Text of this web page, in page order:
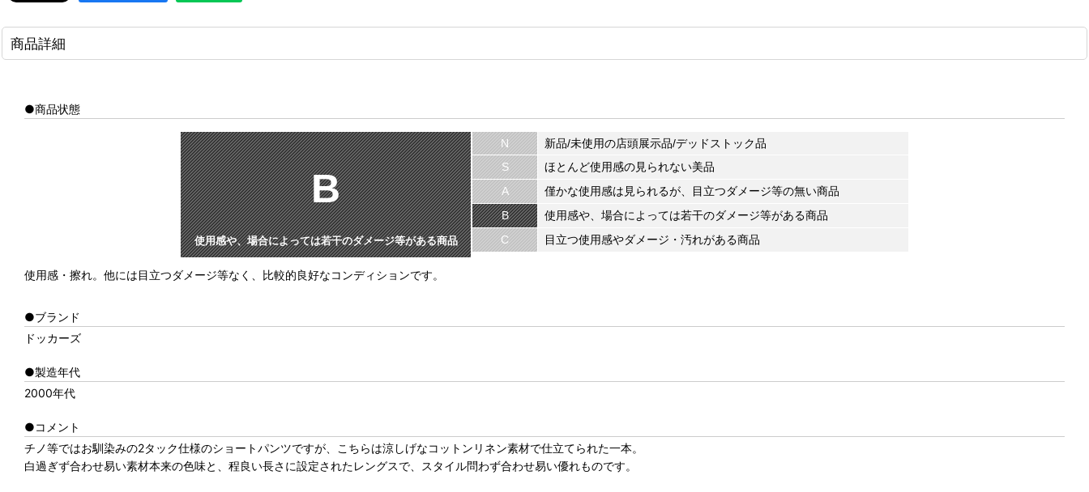
商品詳細
●商品状態
B
使用感や、場合によっては若干のダメージ等がある商品
N
新品/未使用の店頭展示品/デッドストック品
S
ほとんど使用感の見られない美品
A
僅かな使用感は見られるが、目立つダメージ等の無い商品
B
使用感や、場合によっては若干のダメージ等がある商品
C
目立つ使用感やダメージ・汚れがある商品
使用感・擦れ。他には目立つダメージ等なく、比較的良好なコンディションです。
●ブランド
ドッカーズ
●製造年代
2000年代
●コメント
チノ等ではお馴染みの2タック仕様のショートパンツですが、こちらは涼しげなコットンリネン素材で仕立てられた一本。
白過ぎず合わせ易い素材本来の色味と、程良い長さに設定されたレングスで、スタイル問わず合わせ易い優れものです。